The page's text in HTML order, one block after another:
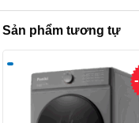
Sản phẩm tương tự